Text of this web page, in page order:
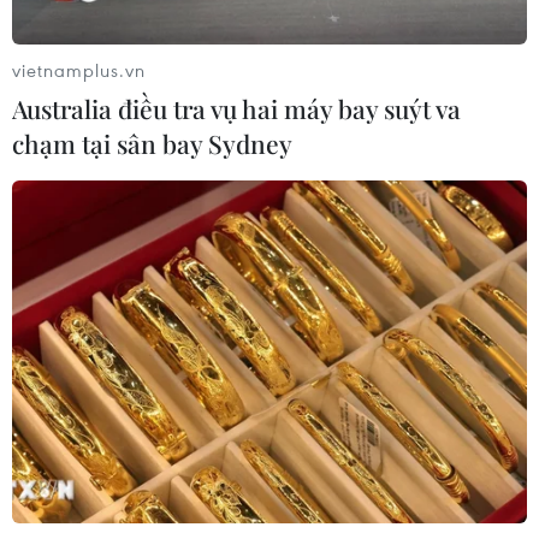
Đưa tinh hoa sông nước Cần Thơ
chinh phục du khách Thái Lan
05/08/2026 11:36
Đà Nẵng lần đầu đăng cai chung kết
Hoa hậu Di sản toàn cầu 2026
05/08/2026 11:01
Hà Nội nằm trong
nhóm 10 thành phố hàng đầu thế
vietnamplus.vn
Australia điều tra vụ hai máy bay suýt va
chạm tại sân bay Sydney